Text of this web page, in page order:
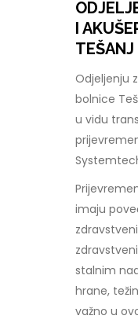
I
TEŠANJ
Odjeljenju
bolnice
u vidu
imaju
stalnim
hrane,
važno u